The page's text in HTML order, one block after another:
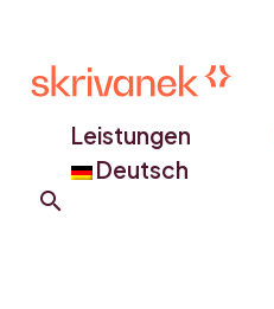
Leistungen
Deutsch